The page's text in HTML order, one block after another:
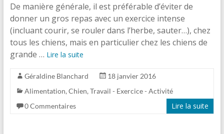
De manière générale, il est préférable d’éviter de
donner un gros repas avec un exercice intense
(incluant courir, se rouler dans l’herbe, sauter…), chez
tous les chiens, mais en particulier chez les chiens de
grande … Lire la suite
Géraldine Blanchard
18 janvier 2016
Alimentation, Chien, Travail - Exercice - Activité
0 Commentaires
Lire la suite